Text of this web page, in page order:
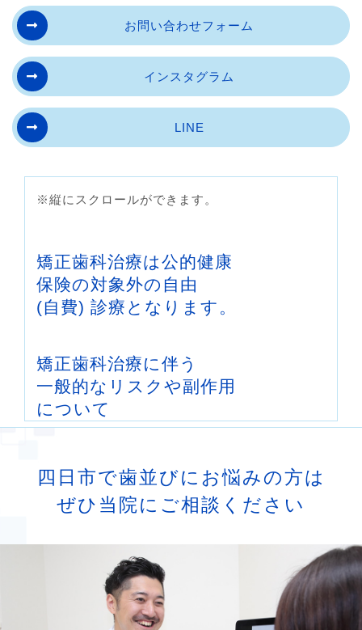
お問い合わせフォーム
インスタグラム
LINE
※縦にスクロールができます。
矯正歯科治療は公的健康
保険の対象外の自由
(自費) 診療となります。
矯正歯科治療に伴う
一般的なリスクや副作用
について
ます。数日間〜1,2週間で慣れることが多いで
す。
め、予想された治療期間が延長する可能性があり
装置の使用状況、顎間ゴムの使用状況、定期
四日市で歯並びにお悩みの方は
ぜひ当院にご相談ください